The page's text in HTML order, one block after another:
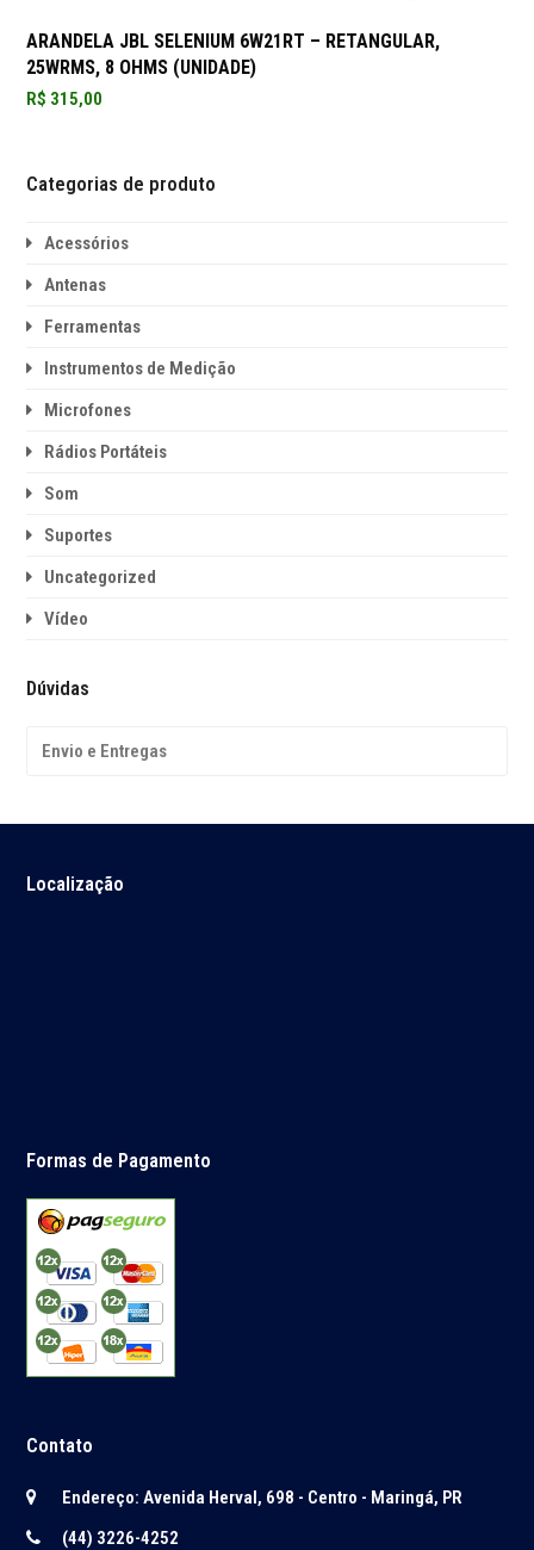
ARANDELA JBL SELENIUM 6W21RT – RETANGULAR,
25WRMS, 8 OHMS (UNIDADE)
R$ 315,00
Categorias de produto
Acessórios
Antenas
Ferramentas
Instrumentos de Medição
Microfones
Rádios Portáteis
Som
Suportes
Uncategorized
Vídeo
Dúvidas
Envio e Entregas
Localização
Formas de Pagamento
Contato
Endereço: Avenida Herval, 698 - Centro - Maringá, PR
(44) 3226-4252